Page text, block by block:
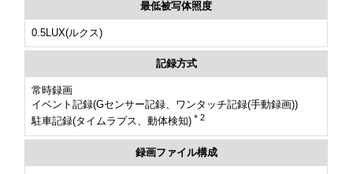
最低被写体照度
0.5LUX(ルクス)
記録方式
常時録画
イベント記録(Gセンサー記録、ワンタッチ記録(手動録画))
駐車記録(タイムラプス、動体検知) ＊2
録画ファイル構成